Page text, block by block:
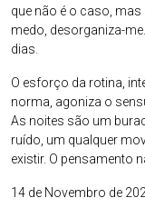
que não é o caso,
medo, desorganiza-
dias.
O esforço da rotina,
norma, agoniza o
As noites são um
ruído, um qualquer
existir. O pensamento
14 de Novembro de